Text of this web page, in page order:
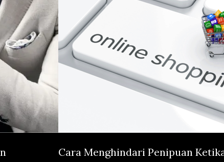
Cara Menghindari Penipuan